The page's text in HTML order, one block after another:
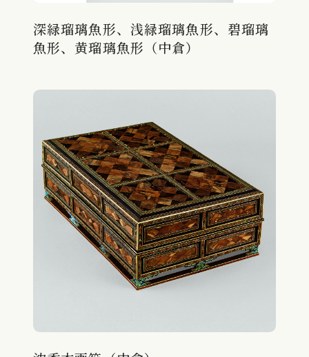
深緑瑠璃魚形、浅緑瑠璃魚形、碧瑠璃
魚形、黄瑠璃魚形（中倉）